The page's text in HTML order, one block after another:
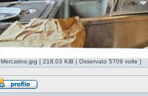
Mercatino.jpg [ 218.03 KiB | Osservato 5709 volte ]